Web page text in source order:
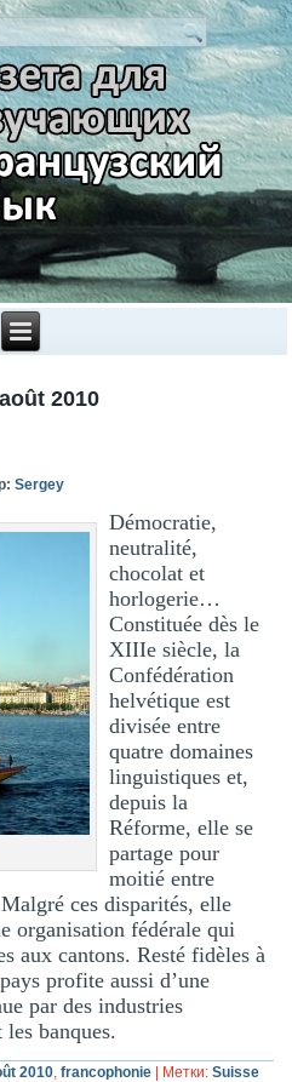
2010
Sergey
Démocratie,
neutralité,
chocolat et
horlogerie…
Constituée dès le
XIIIe siècle, la
Confédération
helvétique est
divisée entre
quatre domaines
linguistiques et,
depuis la
Réforme, elle se
partage pour
moitié entre
ces disparités, elle
organisation fédérale qui
aux cantons. Resté fidèles à
profite aussi d’une
par des industries
banques.
2010,francophonie Метки: Suisse